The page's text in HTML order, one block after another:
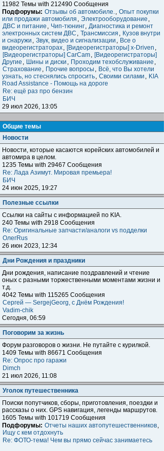
11982 Темы with 212490 Сообщения
Подфорумы: Отзывы об автомобиле., Опыт покупки
или продажи автомобиля , Электрооборудование ,
ДВС и питание , Чип-тюнинг, Диагностика и ремонт
электронных систем ДВС , Трансмиссия , Кузов внутри
и снаружи , Звук, видео и сигнализации , Все о
видеорегистраторах, [Видеорегистраторы] x-Driven ,
[Видеорегистраторы] CarCam, [Видеорегистраторы]
Другие , Шины и диски , Проходим техобслуживание ,
Страхование , Прочие вопросы , Всё, что Вы хотели
узнать, но стеснялись спросить, Своими силами , KIA
Road Assistance - Помощь на дороге
Re: ещё раз про бензин
БИЧ
29 июл 2026, 13:05
Общие темы
Новости
Новости, которые касаются корейских автомобилей и
автомира в целом.
1235 Темы with 29467 Сообщения
Re: Лада Азимут. Мировая премьера!
БИЧ
24 июн 2025, 19:27
Полезные ссылки
Ссылки на сайты с информацией по KIA.
240 Темы with 2918 Сообщения
Re: Оригинальные запчасти/аналоги vs подделки
ОлегRus
26 июн 2023, 12:34
Дни Рождения и праздники
Дни рождения, написание поздравлений и чтение
оных с разными торжественными моментами жизни и
т.д.
4042 Темы with 115265 Сообщения
Сергей — SergejGeorg, с Днём Рождения!
Vadim-chik
Сегодня, 06:59
Поговорим за жизнь
Форум разговоров о жизни. Не путайте с курилкой.
1409 Темы with 86671 Сообщения
Re: Опрос про гаражи
Dimch
21 июл 2026, 11:08
Уголок путешественника
Поиски попутчиков, сборы, приготовления, поездки и
расcказы о них. GPS навигация, легенды маршрутов.
1605 Темы with 101719 Сообщения
Подфорумы: Отчеты наших автопутешественников,
Ищу с кем отдохнуть
Re: ФОТО-тема! Чем вы прямо сейчас занимаетесь